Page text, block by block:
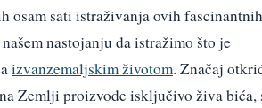
osam sati istraživanja ovih fascinantnih
nastojanju da istražimo što je
izvanzemaljskim životom. Značaj
Zemlji proizvode isključivo živa bića,